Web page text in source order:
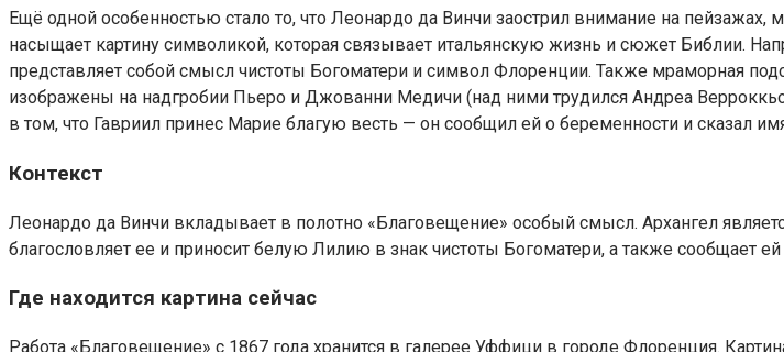
Ещё одной особенностью стало то, что Леонардо да Винчи заострил внимание на
насыщает картину символикой, которая связывает итальянскую жизнь и сюжет Библии.
представляет собой смысл чистоты Богоматери и символ Флоренции. Также мраморная
изображены на надгробии Пьеро и Джованни Медичи (над ними трудился Андреа
в том, что Гавриил принес Марие благую весть — он сообщил ей о беременности и сказал
Контекст
Леонардо да Винчи вкладывает в полотно «Благовещение» особый смысл. Архангел
благословляет ее и приносит белую Лилию в знак чистоты Богоматери, а также сообщает
Где находится картина сейчас
Работа «Благовещение» с 1867 года хранится в галерее Уффици в городе Флоренция.